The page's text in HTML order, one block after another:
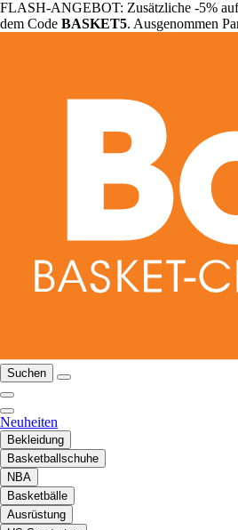
FLASH-ANGEBOT: Zusätzliche -5% auf
dem Code BASKET5. Ausgenommen
Suchen
Neuheiten
Bekleidung
Basketballschuhe
NBA
Basketbälle
Ausrüstung